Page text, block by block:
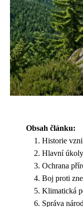
Obsah článku:
Historie
Hlavní
Ochrana
Boj proti
Klimatická
Správa